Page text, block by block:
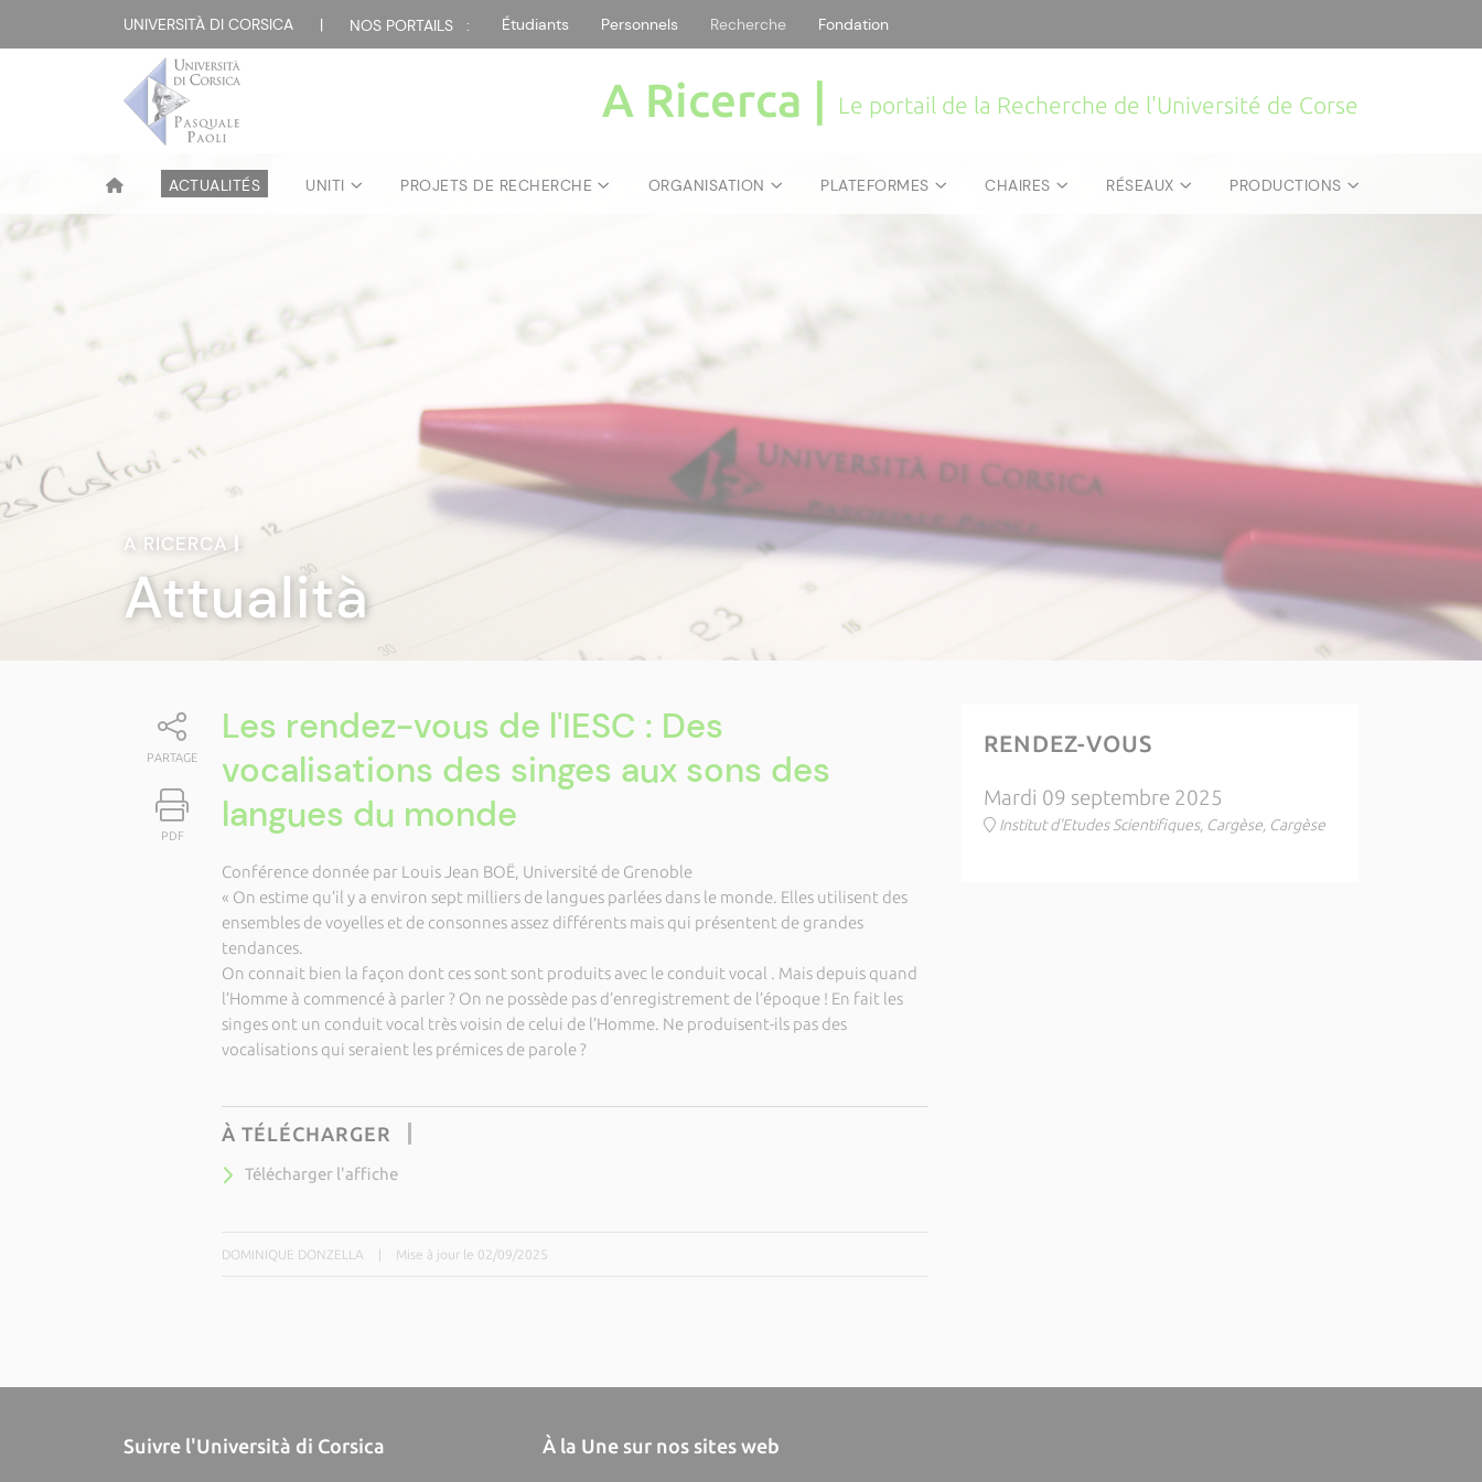
UNIVERSITÀ DI CORSICA | NOS PORTAILS : Étudiants Personnels Recherche Fondation
A Ricerca | Le portail de la Recherche de l'Université de Corse
ACTUALITÉS UNITI PROJETS DE RECHERCHE ORGANISATION PLATEFORMES CHAIRES RÉSEAUX PRODUCTIONS
A RICERCA|
Attualità
PARTAGE
PDF
Les rendez-vous de l'IESC : Des
vocalisations des singes aux sons des
langues du monde
Conférence donnée par Louis Jean BOË, Université de Grenoble
« On estime qu’il y a environ sept milliers de langues parlées dans le monde. Elles utilisent des
ensembles de voyelles et de consonnes assez différents mais qui présentent de grandes
tendances.
On connait bien la façon dont ces sont sont produits avec le conduit vocal . Mais depuis quand
l’Homme à commencé à parler ? On ne possède pas d’enregistrement de l’époque ! En fait les
singes ont un conduit vocal très voisin de celui de l’Homme. Ne produisent-ils pas des
vocalisations qui seraient les prémices de parole ?
À TÉLÉCHARGER
Télécharger l'affiche
DOMINIQUE DONZELLA Mise à jour le 02/09/2025
RENDEZ-VOUS
Mardi 09 septembre 2025
Institut d'Etudes Scientifiques, Cargèse, Cargèse
Suivre l'Università di Corsica À la Une sur nos sites web